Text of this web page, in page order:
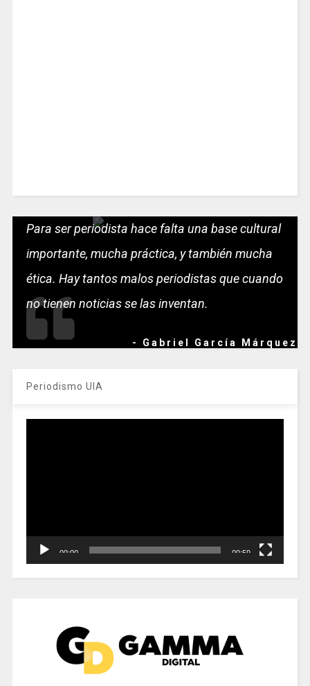
Para ser periodista hace falta una base cultural
importante, mucha práctica, y también mucha
ética. Hay tantos malos periodistas que cuando
no tienen noticias se las inventan.
- Gabriel García Márquez
Periodismo UIA
00:00 00:59